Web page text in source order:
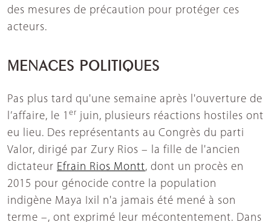
des mesures de précaution pour protéger ces
acteurs.
MENACES POLITIQUES
Pas plus tard qu'une semaine après l'ouverture de
l’affaire, le 1 er juin, plusieurs réactions hostiles ont
eu lieu. Des représentants au Congrès du parti
Valor, dirigé par Zury Rios – la fille de l'ancien
dictateur Efrain Rios Montt, dont un procès en
2015 pour génocide contre la population
indigène Maya Ixil n'a jamais été mené à son
terme –, ont exprimé leur mécontentement. Dans